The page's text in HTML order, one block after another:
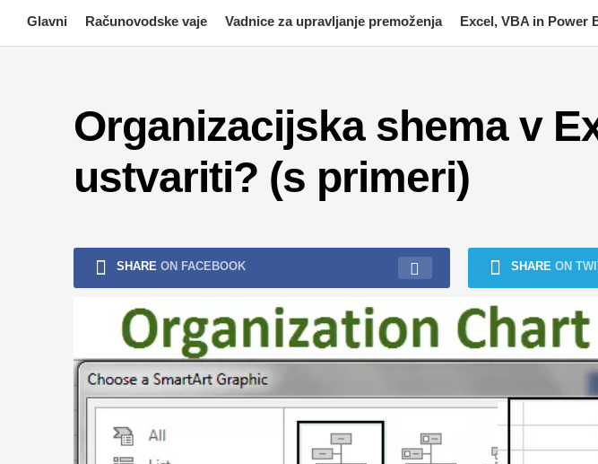
content
Glavni Računovodske vaje Vadnice za upravljanje premoženja Excel, VBA in Power
Organizacijska shema v
ustvariti? (s primeri)
SHARE ON FACEBOOK SHARE ON